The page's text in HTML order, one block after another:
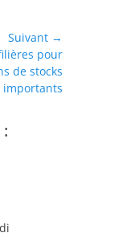
Suivant →
pour
de stocks
importants